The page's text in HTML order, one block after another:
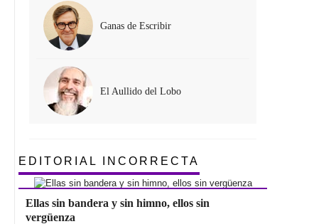
Ganas de Escribir
El Aullido del Lobo
EDITORIAL INCORRECTA
Ellas sin bandera y sin himno, ellos sin
vergüenza